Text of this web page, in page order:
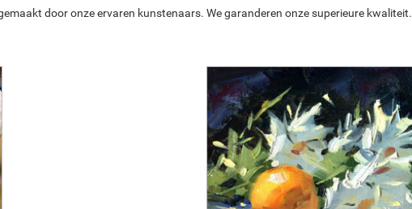
door onze ervaren kunstenaars. We garanderen onze superieure kwaliteit.